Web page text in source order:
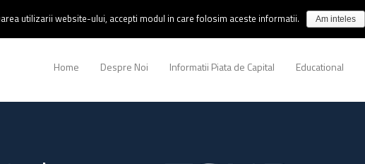
Home Despre Noi Informatii Piata de Capital Educational
utilizarii website-ului, accepti modul in care folosim aceste informatii. Am inteles